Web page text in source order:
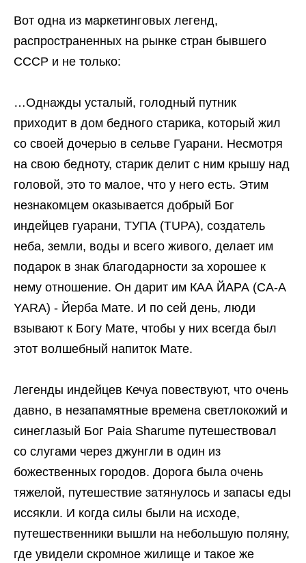
Вот одна из маркетинговых легенд,
распространенных на рынке стран бывшего
СССР и не только:
…Однажды усталый, голодный путник
приходит в дом бедного старика, который жил
со своей дочерью в сельве Гуарани. Несмотря
на свою бедноту, старик делит с ним крышу над
головой, это то малое, что у него есть. Этим
незнакомцем оказывается добрый Бог
индейцев гуарани, ТУПА (TUPA), создатель
неба, земли, воды и всего живого, делает им
подарок в знак благодарности за хорошее к
нему отношение. Он дарит им КАА ЙАРА (CA-A
YARA) - Йерба Мате. И по сей день, люди
взывают к Богу Мате, чтобы у них всегда был
этот волшебный напиток Мате.
Легенды индейцев Кечуа повествуют, что очень
давно, в незапамятные времена светлокожий и
синеглазый Бог Paia Sharume путешествовал
со слугами через джунгли в один из
божественных городов. Дорога была очень
тяжелой, путешествие затянулось и запасы еды
иссякли. И когда силы были на исходе,
путешественники вышли на небольшую поляну,
где увидели скромное жилище и такое же